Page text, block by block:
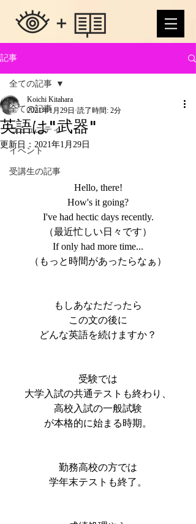
記事
全ての記事
コミュニティ
イベント
受講生の記事
全ての記事
英語は"武器"
Koichi Kitahara
2021年1月29日 読了時間: 2分
更新日： 2021年1月29日
Hello, there!
How's it going?
I've had hectic days recently.
（最近忙しい日々です）
If only had more time...
（もっと時間があったらなぁ）
もしあなただったら
この文の後に
どんな英語を続けますか？
受験では
大学入試の共通テストも終わり、
高校入試の一般試験
が本格的に始まる時期。
勤務高校の方では
学年末テストも終了。